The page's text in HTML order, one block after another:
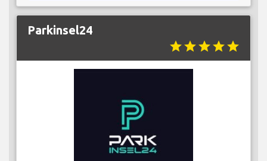
Parkinsel24
starstarstarstarstar